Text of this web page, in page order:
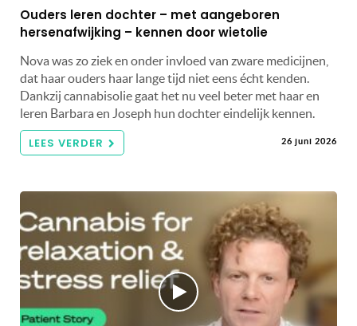
Ouders leren dochter – met aangeboren
hersenafwijking – kennen door wietolie
Nova was zo ziek en onder invloed van zware medicijnen,
dat haar ouders haar lange tijd niet eens écht kenden.
Dankzij cannabisolie gaat het nu veel beter met haar en
leren Barbara en Joseph hun dochter eindelijk kennen.
LEES VERDER 26 juni 2026